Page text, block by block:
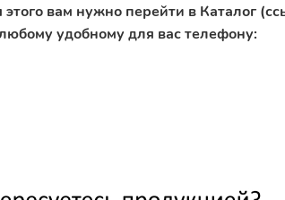
вам нужно перейти в Каталог
удобному для вас телефону: